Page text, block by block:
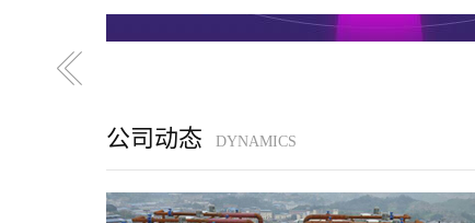
公司动态 DYNAMICS